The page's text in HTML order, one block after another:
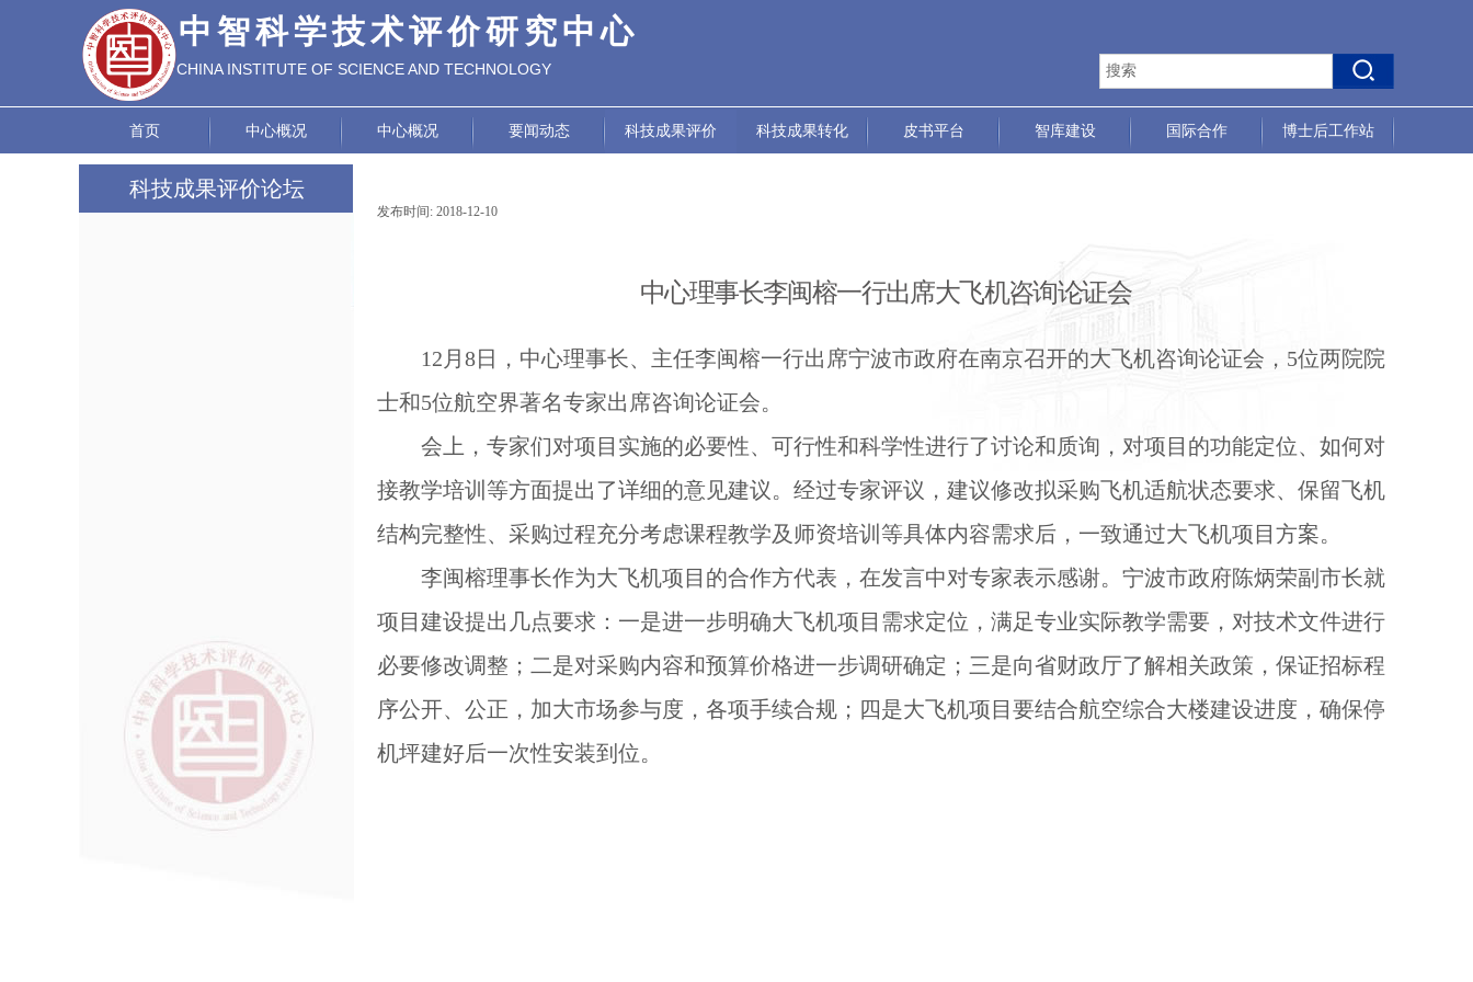
CHINA INSTITUTE OF SCIENCE AND TECHNOLOGY
中智科学技术评价研究中心
首页 中心概况 中心概况 要闻动态 科技成果评价 科技成果转化 皮书平台 智库建设 国际合作 博士后工作站
科技成果评价论坛
发布时间: 2018-12-10
中心理事长李闽榕一行出席大飞机咨询论证会
12月8日，中心理事长、主任李闽榕一行出席宁波市政府在南京召开的大飞机咨询论证会， 5位两院院
士和5位航空界著名专家出席咨询论证会。
会上，专家们对项目实施的必要性、可行性和科学性进行了讨论和质询，对项目的功能定位、如何对
接教学培训等方面提出了详细的意见建议。经过专家评议，建议修改拟采购飞机适航状态要求、保留飞机
结构完整性、采购过程充分考虑课程教学及师资培训等具体内容需求后，一致通过大飞机项目方案。
李闽榕理事长作为大飞机项目的合作方代表，在发言中对专家表示感谢。 宁波市政府陈炳荣副市长就
项目建设提出几点要求：一是进一步明确大飞机项目需求定位，满足专业实际教学需要，对技术文件进行
必要修改调整；二是对采购内容和预算价格进一步调研确定；三是向省财政厅了解相关政策，保证招标程
序公开、公正，加大市场参与度，各项手续合规；四是大飞机项目要结合航空综合大楼建设进度，确保停
机坪建好后一次性安装到位。